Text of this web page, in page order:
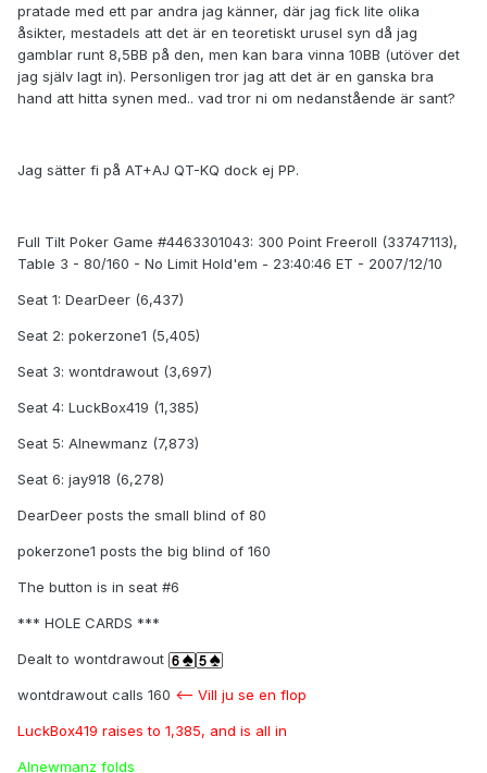
pratade med ett par andra jag känner, där jag fick lite olika
åsikter, mestadels att det är en teoretiskt urusel syn då jag
gamblar runt 8,5BB på den, men kan bara vinna 10BB (utöver det
jag själv lagt in). Personligen tror jag att det är en ganska bra
hand att hitta synen med.. vad tror ni om nedanstående är sant?
Jag sätter fi på AT+AJ QT-KQ dock ej PP.
Full Tilt Poker Game #4463301043: 300 Point Freeroll (33747113),
Table 3 - 80/160 - No Limit Hold'em - 23:40:46 ET - 2007/12/10
Seat 1: DearDeer (6,437)
Seat 2: pokerzone1 (5,405)
Seat 3: wontdrawout (3,697)
Seat 4: LuckBox419 (1,385)
Seat 5: Alnewmanz (7,873)
Seat 6: jay918 (6,278)
DearDeer posts the small blind of 80
pokerzone1 posts the big blind of 160
The button is in seat #6
*** HOLE CARDS ***
Dealt to wontdrawout
wontdrawout calls 160 <-- Vill ju se en flop
LuckBox419 raises to 1,385, and is all in
Alnewmanz folds